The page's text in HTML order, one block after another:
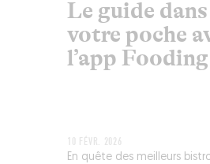
Le guide dans
votre poche
l’app
10 FÉVR. 2026
En quête des meilleurs